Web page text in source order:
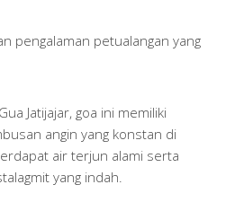
pengalaman petualangan yang
Jatijajar, goa ini memiliki
angin yang konstan di
air terjun alami serta
yang indah.